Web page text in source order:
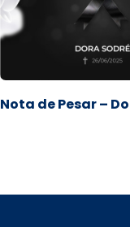
Nota de Pesar –